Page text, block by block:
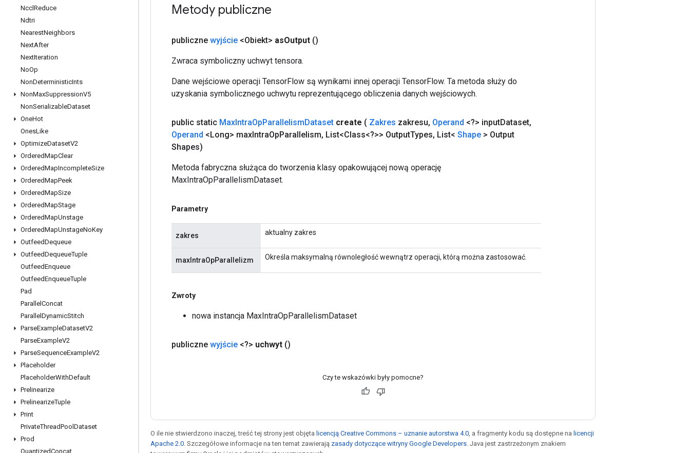
Nccl Reduce
Ndtri
NearestNeighbors
NextAfter
NextIteration
NoOp
NonDeterministicInts
NonMaxSuppressionV5
NonSerializableDataset
OneHot
OnesLike
OptimizeDatasetV2
OrderedMapClear
OrderedMapIncompleteSize
OrderedMapPeek
OrderedMapSize
OrderedMapStage
OrderedMapUnstage
OrderedMapUnstageNoKey
OutfeedDequeue
OutfeedDequeueTuple
OutfeedEnqueue
OutfeedEnqueueTuple
Pad
Parallel Concat
Parallel DynamicStitch
ParseExampleDatasetV2
ParseExampleV2
ParseSequenceExampleV2
Placeholder
PlaceholderWithDefault
Prelinearize
PrelinearizeTuple
Print
PrivateThreadPool Dataset
Prod
QuantizedConcat
Metody publiczne
publiczne wyjście <Obiekt> asOutput ()
Zwraca symboliczny uchwyt tensora.
Dane wejściowe operacji TensorFlow są wynikami innej operacji TensorFlow. Ta metoda służy do
uzyskania symbolicznego uchwytu reprezentującego obliczenia danych wejściowych.
public static MaxIntraOpParallelismDataset create ( Zakres zakresu, Operand <?> inputDataset,
Operand <Long> maxIntraOpParallelism, List<Class<?>> OutputTypes, List< Shape > Output
Shapes)
Metoda fabryczna służąca do tworzenia klasy opakowującej nową operację
MaxIntraOpParallelismDataset.
Parametry
zakres aktualny zakres
maxIntraOpParallelizm Określa maksymalną równoległość wewnątrz operacji, którą można zastosować.
Zwroty
nowa instancja MaxIntraOpParallelismDataset
publiczne wyjście <?> uchwyt ()
Czy te wskazówki były pomocne?
O ile nie stwierdzono inaczej, treść tej strony jest objęta licencją Creative Commons – uznanie autorstwa 4.0 , a fragmenty kodu są dostępne na licencji
Apache 2.0 . Szczegółowe informacje na ten temat zawierają zasady dotyczące witryny Google Developers . Java jest zastrzeżonym znakiem